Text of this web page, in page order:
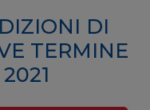
DI
TERMINE